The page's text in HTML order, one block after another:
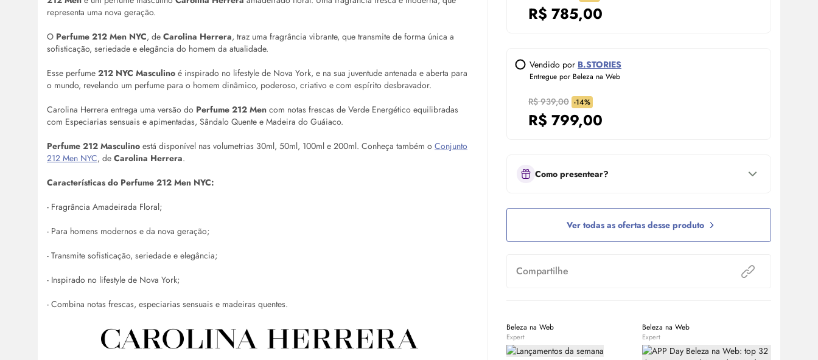
R$ 785,00
Vendido por B.STORIES
Entregue por Beleza na Web
R$ 939,00 -14%
R$ 799,00
Como presentear?
Ver todas as ofertas desse produto
Compartilhe
Beleza na Web
Expert
Beleza na Web
Expert
representa uma nova geração.
O Perfume 212 Men NYC, de Carolina Herrera, traz uma fragrância vibrante, que transmite de forma única a
sofisticação, seriedade e elegância do homem da atualidade.
Esse perfume 212 NYC Masculino é inspirado no lifestyle de Nova York, e na sua juventude antenada e aberta para
o mundo, revelando um perfume para o homem dinâmico, poderoso, criativo e com espírito desbravador.
Carolina Herrera entrega uma versão do Perfume 212 Men com notas frescas de Verde Energético equilibradas
com Especiarias sensuais e apimentadas, Sândalo Quente e Madeira do Guáiaco.
Perfume 212 Masculino está disponível nas volumetrias 30ml, 50ml, 100ml e 200ml. Conheça também o Conjunto
212 Men NYC, de Carolina Herrera.
Características do Perfume 212 Men NYC:
- Fragrância Amadeirada Floral;
- Para homens modernos e da nova geração;
- Transmite sofisticação, seriedade e elegância;
- Inspirado no lifestyle de Nova York;
- Combina notas frescas, especiarias sensuais e madeiras quentes.